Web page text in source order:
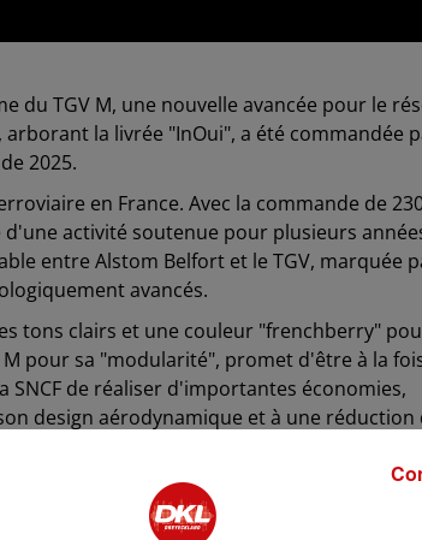
du TGV M, une nouvelle avancée pour le
la livrée "InOui", a été commandée
2025.
en France. Avec la commande de
activité soutenue pour plusieurs
entre Alstom Belfort et le TGV, marquée
avancés.
tons clairs et une couleur "frenchberry"
pour sa "modularité", promet d'être à la
de réaliser d'importantes économies,
design aérodynamique et à une réduction
les coûts de maintenance devraient
pour la SNCF. Avec neuf voitures par